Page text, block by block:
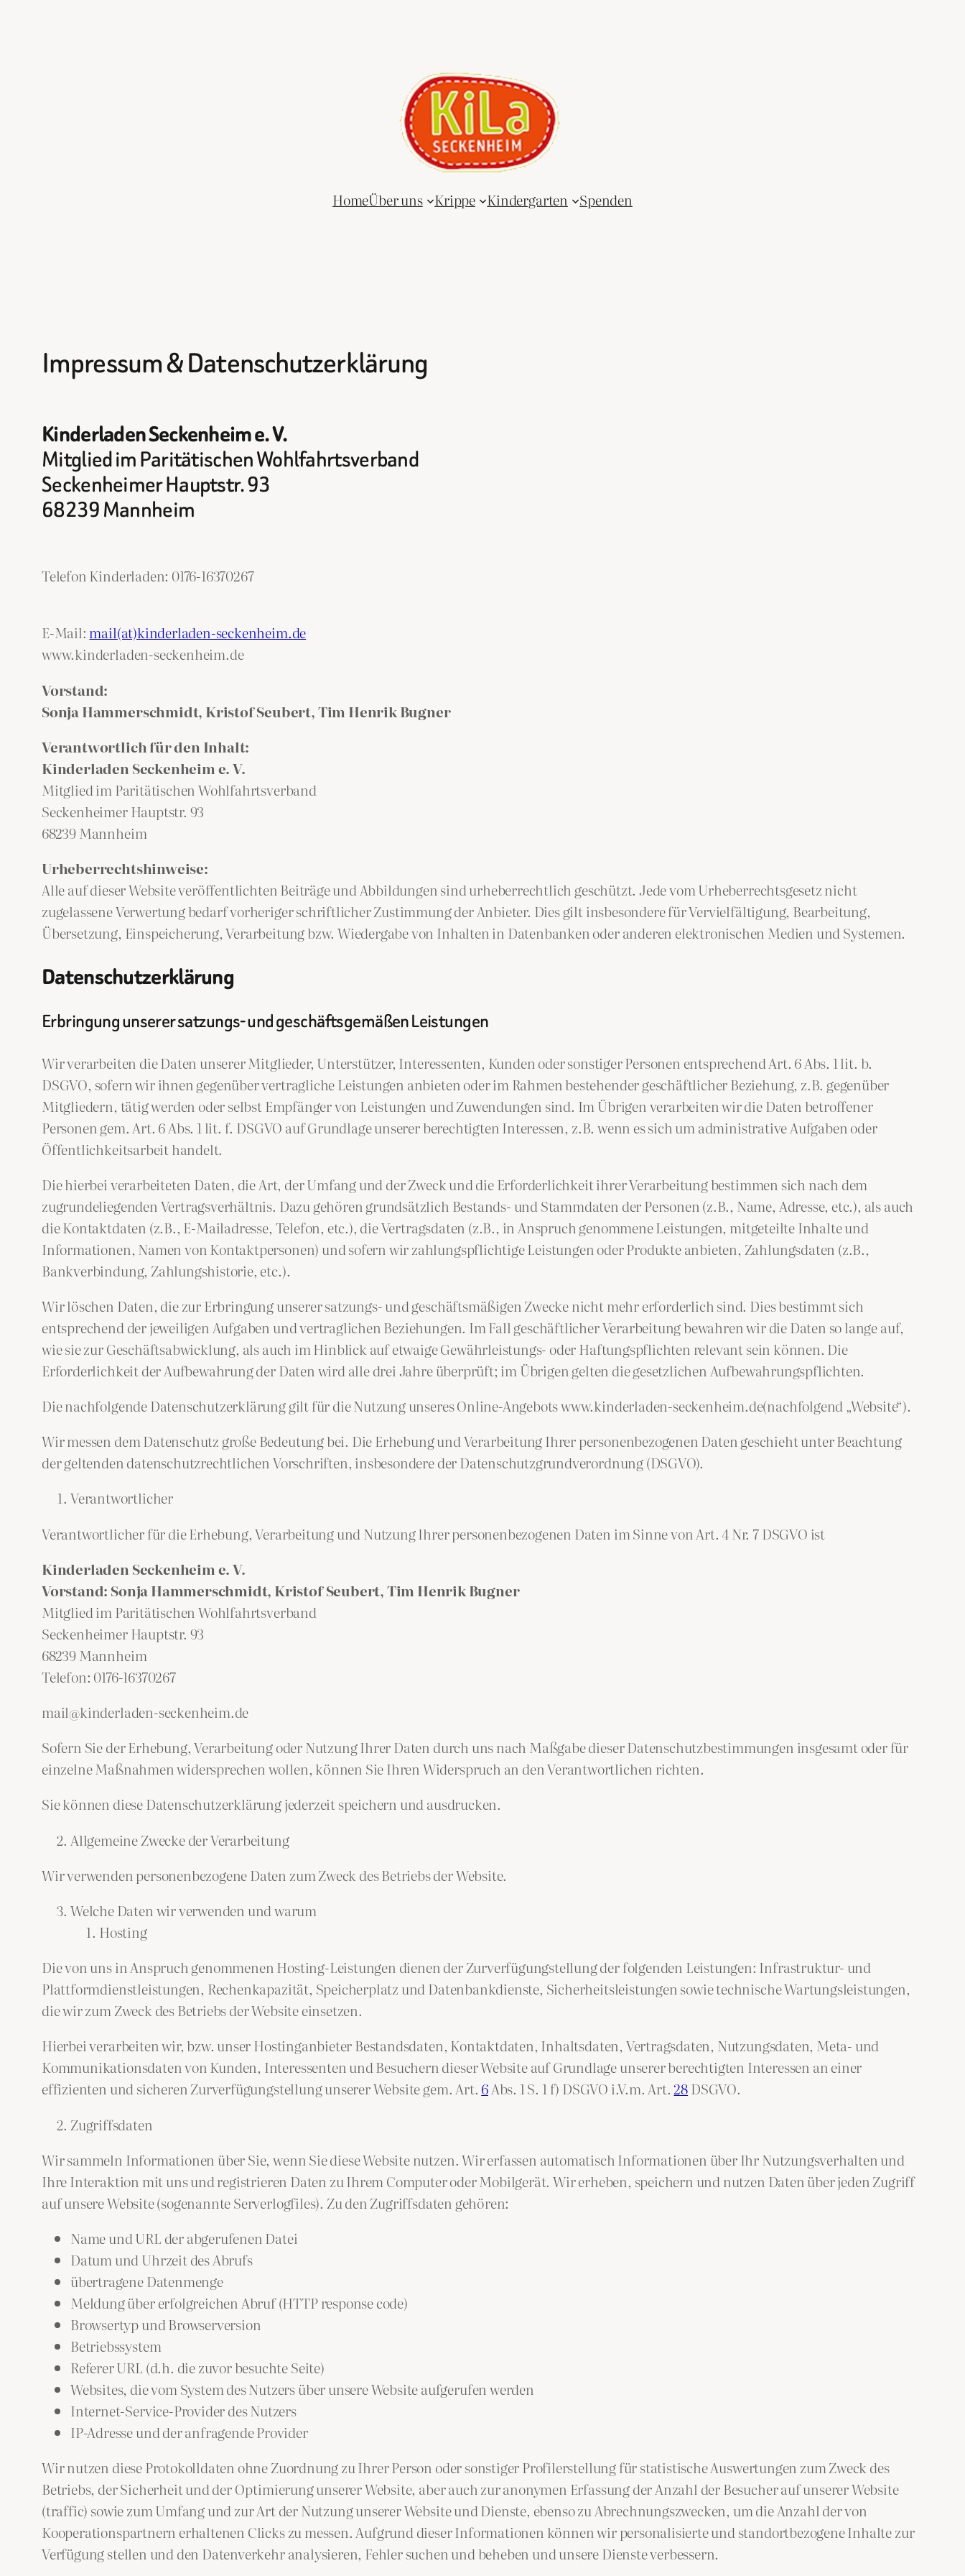
HomeÜber uns Krippe Kindergarten Spenden
Impressum & Datenschutzerklärung
Kinderladen Seckenheim e. V.
Mitglied im Paritätischen Wohlfahrtsverband
Seckenheimer Hauptstr. 93
68239 Mannheim
Telefon Kinderladen: 0176-16370267
E-Mail: mail(at)kinderladen-seckenheim.de
www.kinderladen-seckenheim.de
Vorstand:
Sonja Hammerschmidt, Kristof Seubert, Tim Henrik Bugner
Verantwortlich für den Inhalt:
Kinderladen Seckenheim e. V.
Mitglied im Paritätischen Wohlfahrtsverband
Seckenheimer Hauptstr. 93
68239 Mannheim
Urheberrechtshinweise:
Alle auf dieser Website veröffentlichten Beiträge und Abbildungen sind urheberrechtlich geschützt. Jede vom Urheberrechtsgesetz nicht
zugelassene Verwertung bedarf vorheriger schriftlicher Zustimmung der Anbieter. Dies gilt insbesondere für Vervielfältigung, Bearbeitung,
Übersetzung, Einspeicherung, Verarbeitung bzw. Wiedergabe von Inhalten in Datenbanken oder anderen elektronischen Medien und Systemen.
Datenschutzerklärung
Erbringung unserer satzungs- und geschäftsgemäßen Leistungen
Wir verarbeiten die Daten unserer Mitglieder, Unterstützer, Interessenten, Kunden oder sonstiger Personen entsprechend Art. 6 Abs. 1 lit. b.
DSGVO, sofern wir ihnen gegenüber vertragliche Leistungen anbieten oder im Rahmen bestehender geschäftlicher Beziehung, z.B. gegenüber
Mitgliedern, tätig werden oder selbst Empfänger von Leistungen und Zuwendungen sind. Im Übrigen verarbeiten wir die Daten betroffener
Personen gem. Art. 6 Abs. 1 lit. f. DSGVO auf Grundlage unserer berechtigten Interessen, z.B. wenn es sich um administrative Aufgaben oder
Öffentlichkeitsarbeit handelt.
Die hierbei verarbeiteten Daten, die Art, der Umfang und der Zweck und die Erforderlichkeit ihrer Verarbeitung bestimmen sich nach dem
zugrundeliegenden Vertragsverhältnis. Dazu gehören grundsätzlich Bestands- und Stammdaten der Personen (z.B., Name, Adresse, etc.), als auch
die Kontaktdaten (z.B., E-Mailadresse, Telefon, etc.), die Vertragsdaten (z.B., in Anspruch genommene Leistungen, mitgeteilte Inhalte und
Informationen, Namen von Kontaktpersonen) und sofern wir zahlungspflichtige Leistungen oder Produkte anbieten, Zahlungsdaten (z.B.,
Bankverbindung, Zahlungshistorie, etc.).
Wir löschen Daten, die zur Erbringung unserer satzungs- und geschäftsmäßigen Zwecke nicht mehr erforderlich sind. Dies bestimmt sich
entsprechend der jeweiligen Aufgaben und vertraglichen Beziehungen. Im Fall geschäftlicher Verarbeitung bewahren wir die Daten so lange auf,
wie sie zur Geschäftsabwicklung, als auch im Hinblick auf etwaige Gewährleistungs- oder Haftungspflichten relevant sein können. Die
Erforderlichkeit der Aufbewahrung der Daten wird alle drei Jahre überprüft; im Übrigen gelten die gesetzlichen Aufbewahrungspflichten.
Die nachfolgende Datenschutzerklärung gilt für die Nutzung unseres Online-Angebots www.kinderladen-seckenheim.de(nachfolgend „Website“).
Wir messen dem Datenschutz große Bedeutung bei. Die Erhebung und Verarbeitung Ihrer personenbezogenen Daten geschieht unter Beachtung
der geltenden datenschutzrechtlichen Vorschriften, insbesondere der Datenschutzgrundverordnung (DSGVO).
Verantwortlicher
Verantwortlicher für die Erhebung, Verarbeitung und Nutzung Ihrer personenbezogenen Daten im Sinne von Art. 4 Nr. 7 DSGVO ist
Kinderladen Seckenheim e. V.
Vorstand: Sonja Hammerschmidt, Kristof Seubert, Tim Henrik Bugner
Mitglied im Paritätischen Wohlfahrtsverband
Seckenheimer Hauptstr. 93
68239 Mannheim
Telefon: 0176-16370267
mail@kinderladen-seckenheim.de
Sofern Sie der Erhebung, Verarbeitung oder Nutzung Ihrer Daten durch uns nach Maßgabe dieser Datenschutzbestimmungen insgesamt oder für
einzelne Maßnahmen widersprechen wollen, können Sie Ihren Widerspruch an den Verantwortlichen richten.
Sie können diese Datenschutzerklärung jederzeit speichern und ausdrucken.
Allgemeine Zwecke der Verarbeitung
Wir verwenden personenbezogene Daten zum Zweck des Betriebs der Website.
Welche Daten wir verwenden und warum
Hosting
Die von uns in Anspruch genommenen Hosting-Leistungen dienen der Zurverfügungstellung der folgenden Leistungen: Infrastruktur- und
Plattformdienstleistungen, Rechenkapazität, Speicherplatz und Datenbankdienste, Sicherheitsleistungen sowie technische Wartungsleistungen,
die wir zum Zweck des Betriebs der Website einsetzen.
Hierbei verarbeiten wir, bzw. unser Hostinganbieter Bestandsdaten, Kontaktdaten, Inhaltsdaten, Vertragsdaten, Nutzungsdaten, Meta- und
Kommunikationsdaten von Kunden, Interessenten und Besuchern dieser Website auf Grundlage unserer berechtigten Interessen an einer
effizienten und sicheren Zurverfügungstellung unserer Website gem. Art. 6Abs. 1 S. 1 f) DSGVO i.V.m. Art. 28DSGVO.
Zugriffsdaten
Wir sammeln Informationen über Sie, wenn Sie diese Website nutzen. Wir erfassen automatisch Informationen über Ihr Nutzungsverhalten und
Ihre Interaktion mit uns und registrieren Daten zu Ihrem Computer oder Mobilgerät. Wir erheben, speichern und nutzen Daten über jeden Zugriff
auf unsere Website (sogenannte Serverlogfiles). Zu den Zugriffsdaten gehören:
Name und URL der abgerufenen Datei
Datum und Uhrzeit des Abrufs
übertragene Datenmenge
Meldung über erfolgreichen Abruf (HTTP response code)
Browsertyp und Browserversion
Betriebssystem
Referer URL (d.h. die zuvor besuchte Seite)
Websites, die vom System des Nutzers über unsere Website aufgerufen werden
Internet-Service-Provider des Nutzers
IP-Adresse und der anfragende Provider
Wir nutzen diese Protokolldaten ohne Zuordnung zu Ihrer Person oder sonstiger Profilerstellung für statistische Auswertungen zum Zweck des
Betriebs, der Sicherheit und der Optimierung unserer Website, aber auch zur anonymen Erfassung der Anzahl der Besucher auf unserer Website
(traffic) sowie zum Umfang und zur Art der Nutzung unserer Website und Dienste, ebenso zu Abrechnungszwecken, um die Anzahl der von
Kooperationspartnern erhaltenen Clicks zu messen. Aufgrund dieser Informationen können wir personalisierte und standortbezogene Inhalte zur
Verfügung stellen und den Datenverkehr analysieren, Fehler suchen und beheben und unsere Dienste verbessern.